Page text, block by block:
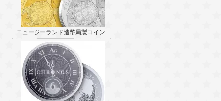
ニュージーランド造幣局製コイン